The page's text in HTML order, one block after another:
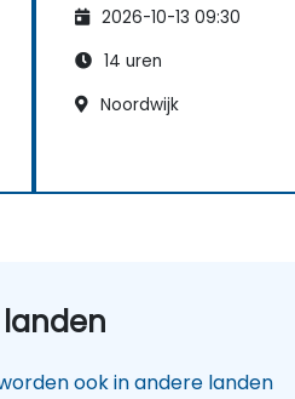
2026-10-13 09:30
14 uren
Noordwijk
ook in andere landen